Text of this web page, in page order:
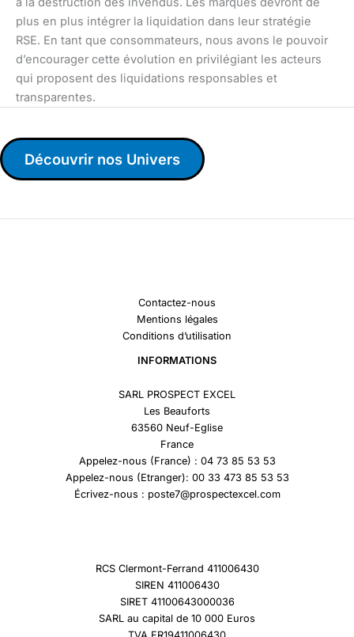
plus en plus intégrer la liquidation dans leur stratégie
RSE. En tant que consommateurs, nous avons le pouvoir
d’encourager cette évolution en privilégiant les acteurs
qui proposent des liquidations responsables et
transparentes.
Découvrir nos Univers
Contactez-nous
Mentions légales
Conditions d’utilisation
INFORMATIONS
SARL PROSPECT EXCEL
Les Beauforts
63560 Neuf-Eglise
France
Appelez-nous (France) : 04 73 85 53 53
Appelez-nous (Etranger): 00 33 473 85 53 53
Écrivez-nous : poste7@prospectexcel.com
RCS Clermont-Ferrand 411006430
SIREN 411006430
SIRET 41100643000036
SARL au capital de 10 000 Euros